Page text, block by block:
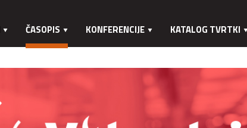
ČASOPIS KONFERENCIJE KATALOG TVRTKI